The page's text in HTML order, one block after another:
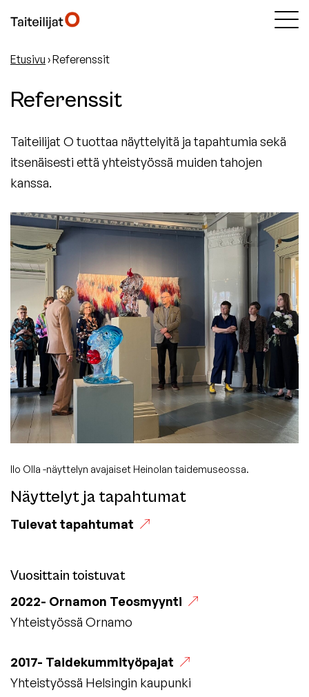
Etusivu ›Referenssit
Referenssit
Taiteilijat O tuottaa näyttelyitä ja tapahtumia sekä
itsenäisesti että yhteistyössä muiden tahojen
kanssa.
Ilo Olla -näyttelyn avajaiset Heinolan taidemuseossa.
Näyttelyt ja tapahtumat
Tulevat tapahtumat
Vuosittain toistuvat
2022- Ornamon Teosmyynti (Vieraile
Linkki
avautuu
Yhteistyössä Ornamo
2017- Taidekummityöpajat
Yhteistyössä Helsingin kaupunki